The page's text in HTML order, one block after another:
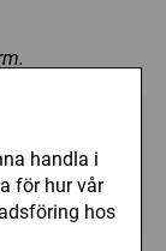
handla i
för hur vår
hos
▼